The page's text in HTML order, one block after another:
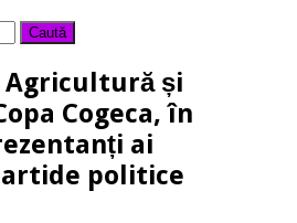
și
Cogeca, în
ai
politice